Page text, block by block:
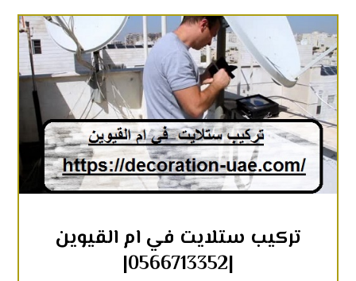
تركيب ستلايت في ام القيوين
|0566713352|